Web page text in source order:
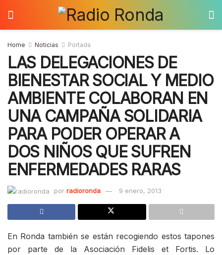
Home Noticias Portada
LAS DELEGACIONES DE
BIENESTAR SOCIAL Y MEDIO
AMBIENTE COLABORAN EN
UNA CAMPAÑA SOLIDARIA
PARA PODER OPERAR A
DOS NIÑOS QUE SUFREN
ENFERMEDADES RARAS
por radioronda 9 enero, 2013
En Ronda también se están recogiendo estos tapones
por parte de la Asociación Fidelis et Fortis. Lo